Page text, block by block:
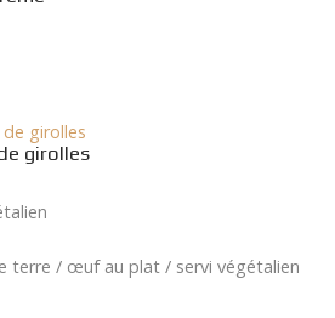
girolles
terre / œuf au plat / servi végétalien